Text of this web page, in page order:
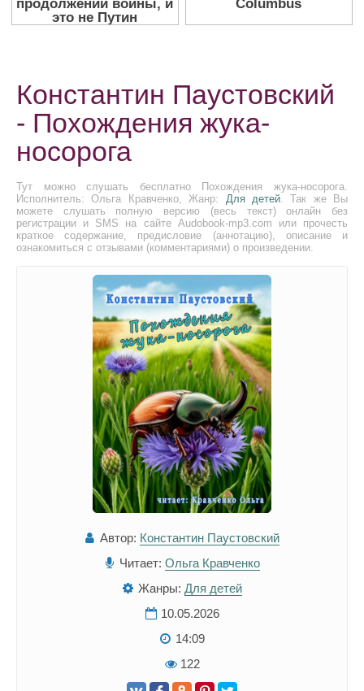
Константин Паустовский
- Похождения жука-
носорога
Тут можно слушать бесплатно Похождения жука-носорога.
Исполнитель: Ольга Кравченко, Жанр: Для детей. Так же Вы
можете слушать полную версию (весь текст) онлайн без
регистрации и SMS на сайте Audobook-mp3.com или прочесть
краткое содержание, предисловие (аннотацию), описание и
ознакомиться с отзывами (комментариями) о произведении.
Автор: Константин Паустовский
Читает: Ольга Кравченко
Жанры: Для детей
10.05.2026
14:09
122